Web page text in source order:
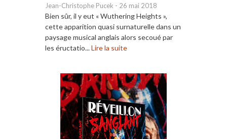
Jean-Christophe Pucek - 26 mai 2018
Bien sûr, il y eut « Wuthering Heights »,
cette apparition quasi surnaturelle dans un
paysage musical anglais alors secoué par
les éructatio...Lire la suite